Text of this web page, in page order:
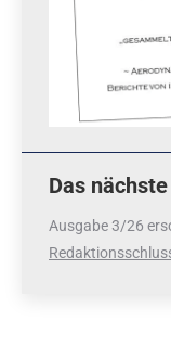
Das
Ausgabe 3/26